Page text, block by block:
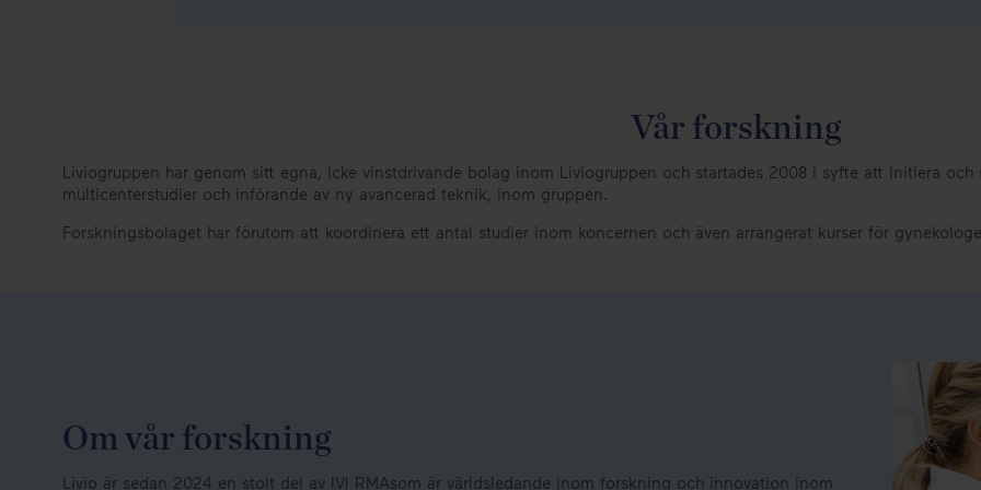
Vår forskning
Liviogruppen har genom sitt egna, icke vinstdrivande bolag inom Liviogruppen och startades 2008 i syfte att initiera
multicenterstudier och införande av ny avancerad teknik, inom gruppen.
Forskningsbolaget har förutom att koordinera ett antal studier inom koncernen och även arrangerat kurser för
Om vår forskning
Livio är sedan 2024 en stolt del av IVI RMAsom är världsledande inom forskning och innovation inom